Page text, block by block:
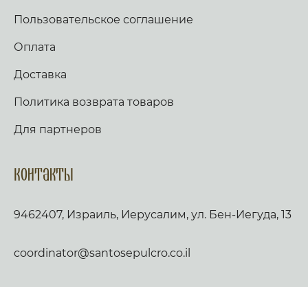
Пользовательское соглашение
Оплата
Доставка
Политика возврата товаров
Для партнеров
Контакты
9462407, Израиль, Иерусалим, ул. Бен-Иегуда, 13
coordinator@santosepulcro.co.il